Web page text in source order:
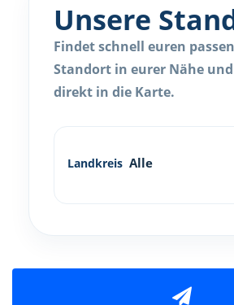
Unsere
Findet schnell euren
Standort in eurer Nähe
direkt in die Karte.
Landkreis